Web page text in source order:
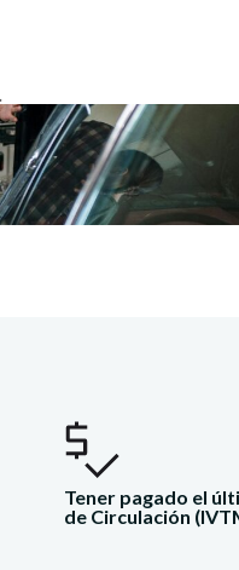
Tener pagado el
de Circulación